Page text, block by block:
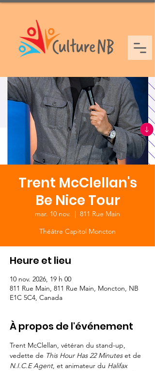
Trent McClellan's
Be Nice Tour
mar. 10 nov.
  |
811 Rue Main
Théâtre Capitol Moncton
Heure et lieu
10 nov. 2026, 19 h 00
811 Rue Main, 811 Rue Main, Moncton, NB
E1C 5C4, Canada
À propos de l'événement
Trent McClellan, vétéran du stand-up,
vedette de This Hour Has 22 Minutes et de
N.I.C.E Agent, et animateur du Halifax